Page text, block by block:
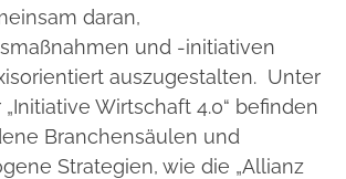
daran,
und -initiativen
auszugestalten. Unter
Wirtschaft 4.0“ befinden
Branchensäulen und
Strategien, wie die „Allianz